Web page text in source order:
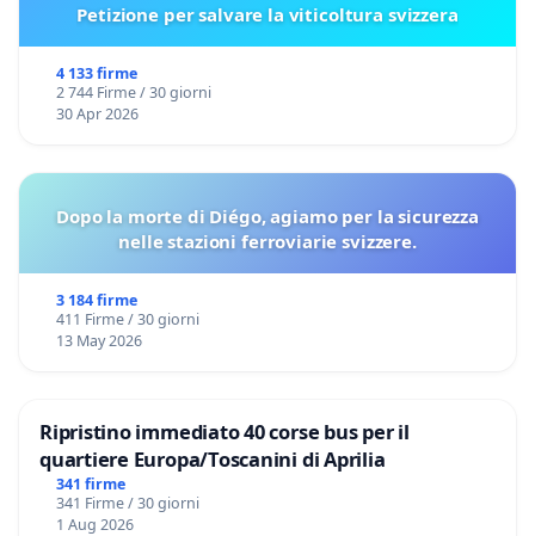
Petizione per salvare la viticoltura svizzera
4 133 firme
2 744 Firme / 30 giorni
30 Apr 2026
Dopo la morte di Diégo, agiamo per la sicurezza
nelle stazioni ferroviarie svizzere.
3 184 firme
411 Firme / 30 giorni
13 May 2026
Ripristino immediato 40 corse bus per il
quartiere Europa/Toscanini di Aprilia
341 firme
341 Firme / 30 giorni
1 Aug 2026